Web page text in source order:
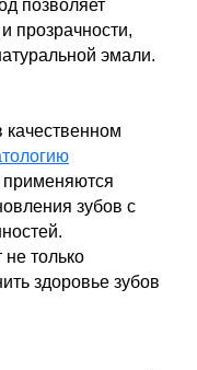
позволяет
прозрачности,
эмали.
применяются
зубов с
только
здоровье зубов